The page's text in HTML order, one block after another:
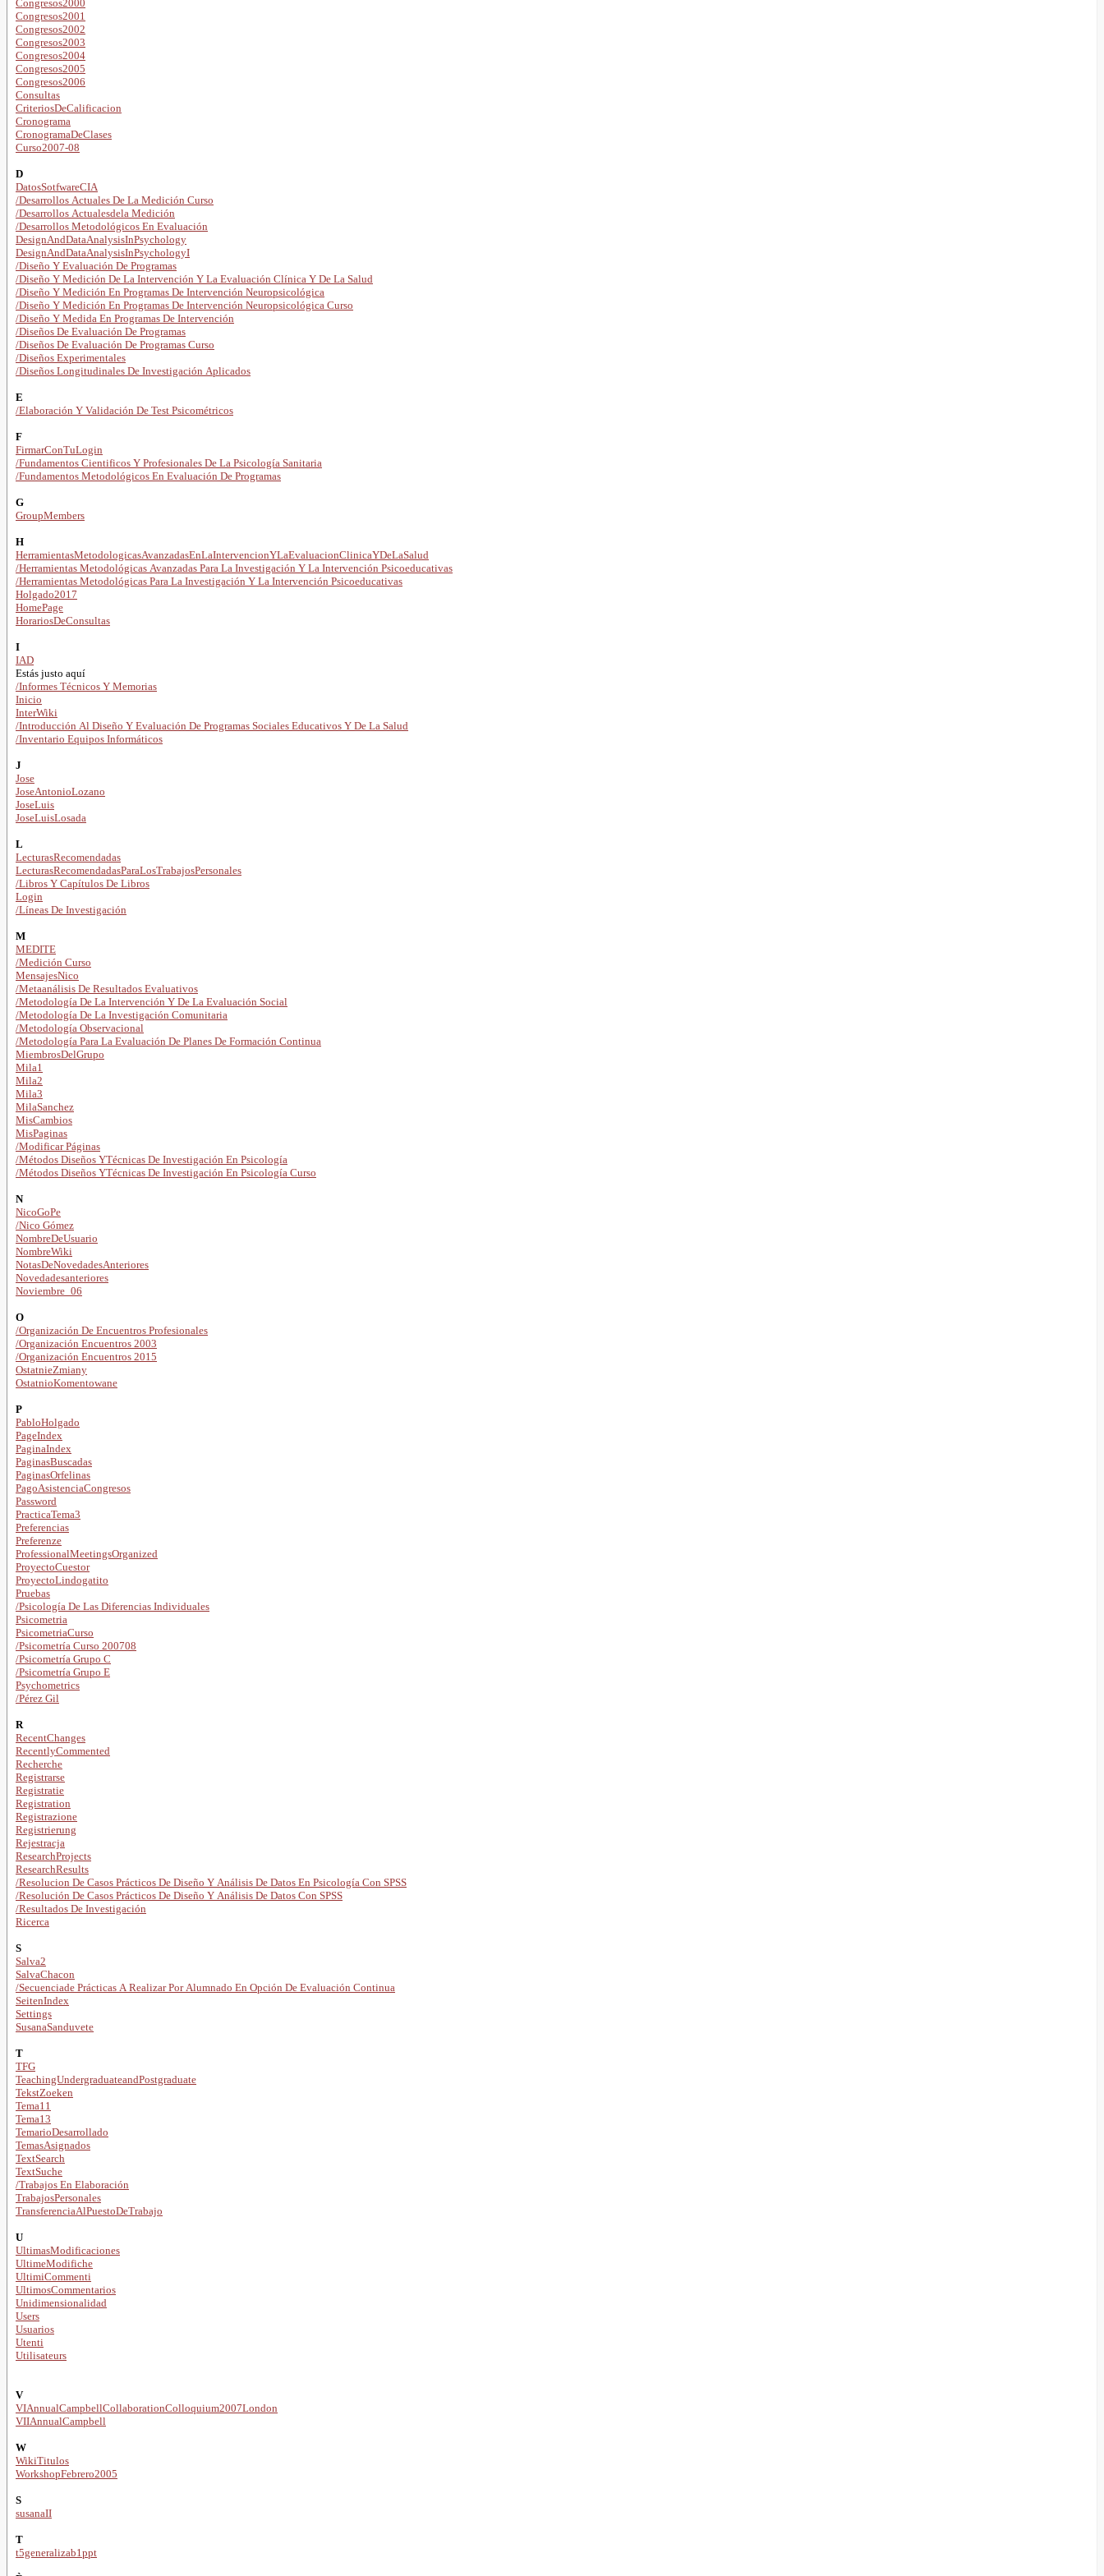
Congresos2000
Congresos2001
Congresos2002
Congresos2003
Congresos2004
Congresos2005
Congresos2006
Consultas
CriteriosDeCalificacion
Cronograma
CronogramaDeClases
Curso2007-08
D
DatosSotfwareCIA
/Desarrollos Actuales De La Medición Curso
/Desarrollos Actualesdela Medición
/Desarrollos Metodológicos En Evaluación
DesignAndDataAnalysisInPsychology
DesignAndDataAnalysisInPsychologyI
/Diseño Y Evaluación De Programas
/Diseño Y Medición De La Intervención Y La Evaluación Clínica Y De La Salud
/Diseño Y Medición En Programas De Intervención Neuropsicológica
/Diseño Y Medición En Programas De Intervención Neuropsicológica Curso
/Diseño Y Medida En Programas De Intervención
/Diseños De Evaluación De Programas
/Diseños De Evaluación De Programas Curso
/Diseños Experimentales
/Diseños Longitudinales De Investigación Aplicados
E
/Elaboración Y Validación De Test Psicométricos
F
FirmarConTuLogin
/Fundamentos Cientificos Y Profesionales De La Psicología Sanitaria
/Fundamentos Metodológicos En Evaluación De Programas
G
GroupMembers
H
HerramientasMetodologicasAvanzadasEnLaIntervencionYLaEvaluacionClinicaYDeLaSalud
/Herramientas Metodológicas Avanzadas Para La Investigación Y La Intervención Psicoeducativas
/Herramientas Metodológicas Para La Investigación Y La Intervención Psicoeducativas
Holgado2017
HomePage
HorariosDeConsultas
I
IAD
Estás justo aquí
/Informes Técnicos Y Memorias
Inicio
InterWiki
/Introducción Al Diseño Y Evaluación De Programas Sociales Educativos Y De La Salud
/Inventario Equipos Informáticos
J
Jose
JoseAntonioLozano
JoseLuis
JoseLuisLosada
L
LecturasRecomendadas
LecturasRecomendadasParaLosTrabajosPersonales
/Libros Y Capítulos De Libros
Login
/Líneas De Investigación
M
MEDITE
/Medición Curso
MensajesNico
/Metaanálisis De Resultados Evaluativos
/Metodología De La Intervención Y De La Evaluación Social
/Metodología De La Investigación Comunitaria
/Metodología Observacional
/Metodología Para La Evaluación De Planes De Formación Continua
MiembrosDelGrupo
Mila1
Mila2
Mila3
MilaSanchez
MisCambios
MisPaginas
/Modificar Páginas
/Métodos Diseños YTécnicas De Investigación En Psicología
/Métodos Diseños YTécnicas De Investigación En Psicología Curso
N
NicoGoPe
/Nico Gómez
NombreDeUsuario
NombreWiki
NotasDeNovedadesAnteriores
Novedadesanteriores
Noviembre_06
O
/Organización De Encuentros Profesionales
/Organización Encuentros 2003
/Organización Encuentros 2015
OstatnieZmiany
OstatnioKomentowane
P
PabloHolgado
PageIndex
PaginaIndex
PaginasBuscadas
PaginasOrfelinas
PagoAsistenciaCongresos
Password
PracticaTema3
Preferencias
Preferenze
ProfessionalMeetingsOrganized
ProyectoCuestor
ProyectoLindogatito
Pruebas
/Psicología De Las Diferencias Individuales
Psicometria
PsicometriaCurso
/Psicometría Curso 200708
/Psicometría Grupo C
/Psicometría Grupo E
Psychometrics
/Pérez Gil
R
RecentChanges
RecentlyCommented
Recherche
Registrarse
Registratie
Registration
Registrazione
Registrierung
Rejestracja
ResearchProjects
ResearchResults
/Resolucion De Casos Prácticos De Diseño Y Análisis De Datos En Psicología Con SPSS
/Resolución De Casos Prácticos De Diseño Y Análisis De Datos Con SPSS
/Resultados De Investigación
Ricerca
S
Salva2
SalvaChacon
/Secuenciade Prácticas A Realizar Por Alumnado En Opción De Evaluación Continua
SeitenIndex
Settings
SusanaSanduvete
T
TFG
TeachingUndergraduateandPostgraduate
TekstZoeken
Tema11
Tema13
TemarioDesarrollado
TemasAsignados
TextSearch
TextSuche
/Trabajos En Elaboración
TrabajosPersonales
TransferenciaAlPuestoDeTrabajo
U
UltimasModificaciones
UltimeModifiche
UltimiCommenti
UltimosCommentarios
Unidimensionalidad
Users
Usuarios
Utenti
Utilisateurs
V
VIAnnualCampbellCollaborationColloquium2007London
VIIAnnualCampbell
W
WikiTitulos
WorkshopFebrero2005
S
susanaII
T
t5generalizab1ppt